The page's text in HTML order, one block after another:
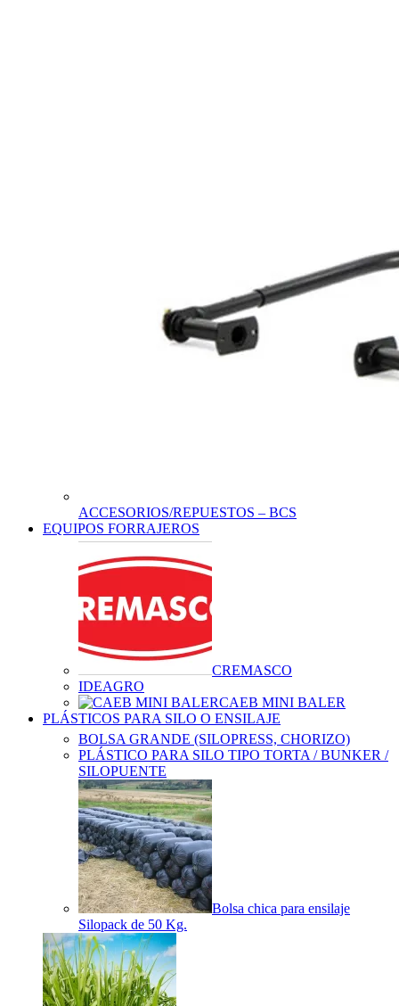
ACCESORIOS/REPUESTOS – BCS
EQUIPOS FORRAJEROS
CREMASCO
IDEAGRO
CAEB MINI BALER
PLÁSTICOS PARA SILO O ENSILAJE
BOLSA GRANDE (SILOPRESS, CHORIZO)
PLÁSTICO PARA SILO TIPO TORTA / BUNKER /
SILOPUENTE
Bolsa chica para ensilaje
Silopack de 50 Kg.